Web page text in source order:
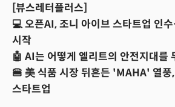
[뷰스레터플러스]
💻 오픈AI, 조니 아이브 스타트업 인
시작
🤖 AI는 어떻게 엘리트의 안전지대를
🍔 美 식품 시장 뒤흔든 'MAHA' 열풍
스타트업